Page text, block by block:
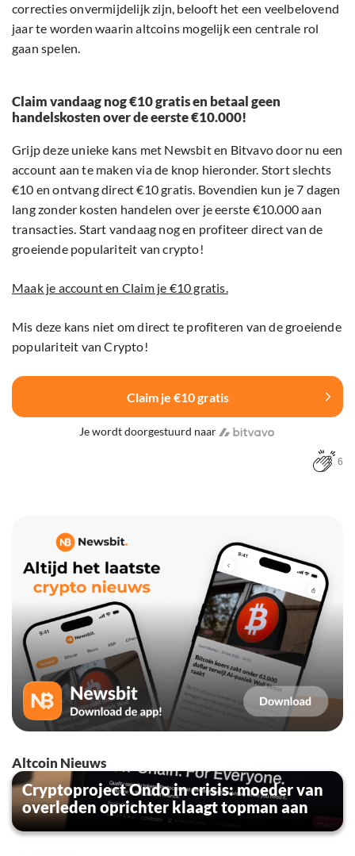
correcties onvermijdelijk zijn, belooft het een veelbelovend
jaar te worden waarin altcoins mogelijk een centrale rol
gaan spelen.
Claim vandaag nog €10 gratis en betaal geen
handelskosten over de eerste €10.000!
Grijp deze unieke kans met Newsbit en Bitvavo door nu een
account aan te maken via de knop hieronder. Stort slechts
€10 en ontvang direct €10 gratis. Bovendien kun je 7 dagen
lang zonder kosten handelen over je eerste €10.000 aan
transacties. Start vandaag nog en profiteer direct van de
groeiende populariteit van crypto!
Maak je account en Claim je €10 gratis.
Mis deze kans niet om direct te profiteren van de groeiende
populariteit van Crypto!
Claim je €10 gratis
Je wordt doorgestuurd naar
6
Altcoin Nieuws
Cryptoproject Ondo in crisis: moeder van
overleden oprichter klaagt topman aan